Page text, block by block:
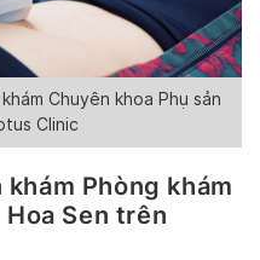
Chuyên khoa Phụ sản
Clinic
Phòng khám
Sen trên